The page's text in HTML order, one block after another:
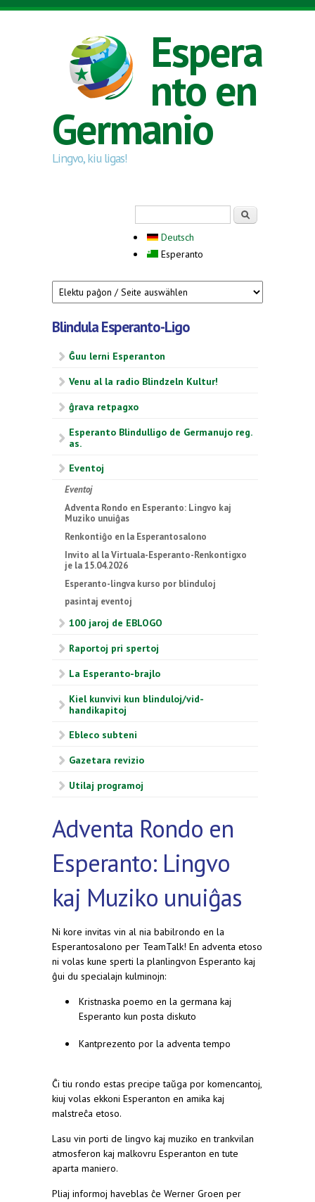
Skip to main content
Espera
nto en
Germanio
Lingvo, kiu ligas!
Deutsch
Esperanto
Blindula Esperanto-Ligo
Ĝuu lerni Esperanton
Venu al la radio Blindzeln Kultur!
ĝrava retpagxo
Esperanto Blindulligo de Germanujo reg.
as.
Eventoj
Eventoj
Adventa Rondo en Esperanto: Lingvo kaj
Muziko unuiĝas
Renkontiĝo en la Esperantosalono
Invito al la Virtuala-Esperanto-Renkontigxo
je la 15.04.2026
Esperanto-lingva kurso por blinduloj
pasintaj eventoj
100 jaroj de EBLOGO
Raportoj pri spertoj
La Esperanto-brajlo
Kiel kunvivi kun blinduloj/vid-
handikapitoj
Ebleco subteni
Gazetara revizio
Utilaj programoj
Adventa Rondo en
Esperanto: Lingvo
kaj Muziko unuiĝas
Ni kore invitas vin al nia babilrondo en la
Esperantosalono per TeamTalk! En adventa etoso
ni volas kune sperti la planlingvon Esperanto kaj
ĝui du specialajn kulminojn:
Kristnaska poemo en la germana kaj
Esperanto kun posta diskuto
Kantprezento por la adventa tempo
Ĉi tiu rondo estas precipe taŭga por komencantoj,
kiuj volas ekkoni Esperanton en amika kaj
malstreĉa etoso.
Lasu vin porti de lingvo kaj muziko en trankvilan
atmosferon kaj malkovru Esperanton en tute
aparta maniero.
Pliaj informoj haveblas ĉe Werner Groen per